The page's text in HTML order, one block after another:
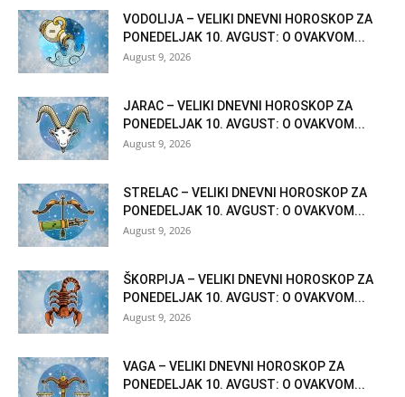
VODOLIJA – VELIKI DNEVNI HOROSKOP ZA
PONEDELJAK 10. AVGUST: O OVAKVOM...
August 9, 2026
JARAC – VELIKI DNEVNI HOROSKOP ZA
PONEDELJAK 10. AVGUST: O OVAKVOM...
August 9, 2026
STRELAC – VELIKI DNEVNI HOROSKOP ZA
PONEDELJAK 10. AVGUST: O OVAKVOM...
August 9, 2026
ŠKORPIJA – VELIKI DNEVNI HOROSKOP ZA
PONEDELJAK 10. AVGUST: O OVAKVOM...
August 9, 2026
VAGA – VELIKI DNEVNI HOROSKOP ZA
PONEDELJAK 10. AVGUST: O OVAKVOM...